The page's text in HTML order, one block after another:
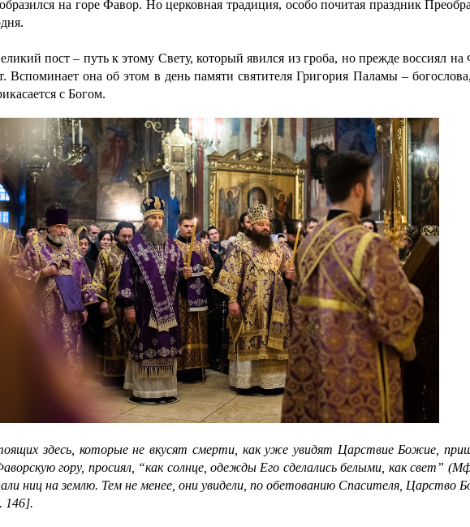
на горе Фавор. Но церковная традиция, особо почитая праздник
пост – путь к этому Свету, который явился из гроба, но прежде воссиял
Вспоминает она об этом в день памяти святителя Григория Паламы –
с Богом.
здесь, которые не вкусят смерти, как уже увидят Царствие Божие,
гору, просиял, “как солнце, одежды Его сделались белыми, как свет”
ниц на землю. Тем не менее, они увидели, по обетованию Спасителя,
146].